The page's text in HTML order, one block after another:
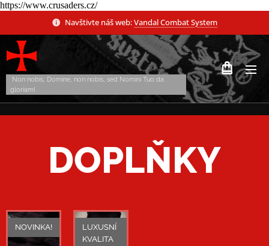
https://www.crusaders.cz/
Navštivte náš web:Vandal Combat System
Non nobis, Domine, non nobis, sed Nomini Tuo da
gloriam!
DOPLŇKY
NOVINKA!
LUXUSNÍ
KVALITA